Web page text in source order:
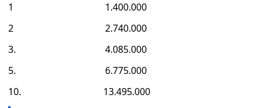
1 1.400.000
2 2.740.000
3. 4.085.000
5. 6.775.000
10. 13.495.000